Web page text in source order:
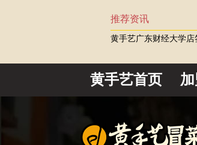
推荐资讯
黄手艺广东财经大学店
黄手艺首页